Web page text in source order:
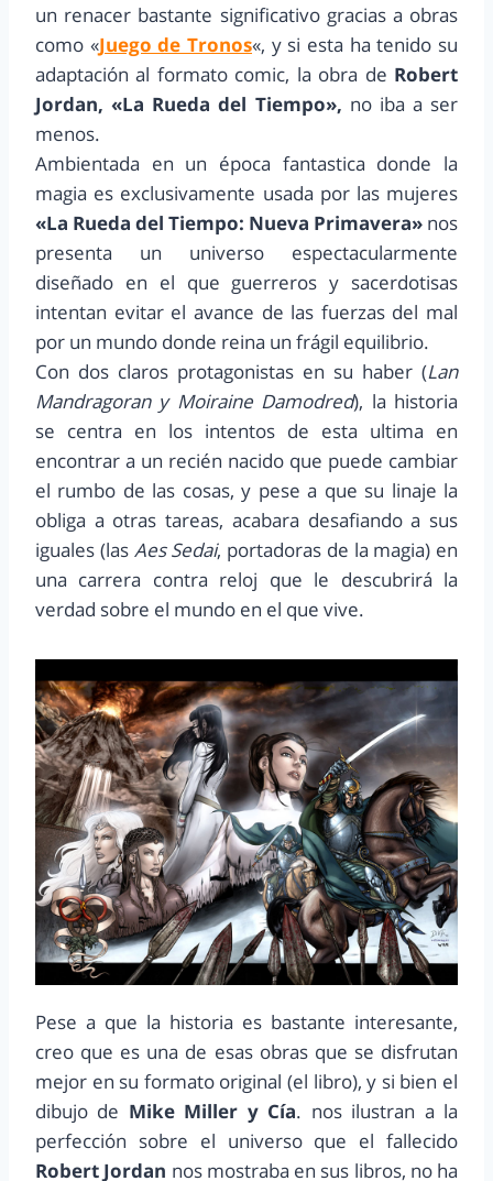
un renacer bastante significativo gracias a obras
como «Juego de Tronos«, y si esta ha tenido su
adaptación al formato comic, la obra de Robert
Jordan, «La Rueda del Tiempo», no iba a ser
menos.
Ambientada en un época fantastica donde la
magia es exclusivamente usada por las mujeres
«La Rueda del Tiempo: Nueva Primavera» nos
presenta un universo espectacularmente
diseñado en el que guerreros y sacerdotisas
intentan evitar el avance de las fuerzas del mal
por un mundo donde reina un frágil equilibrio.
Con dos claros protagonistas en su haber (Lan
Mandragoran y Moiraine Damodred), la historia
se centra en los intentos de esta ultima en
encontrar a un recién nacido que puede cambiar
el rumbo de las cosas, y pese a que su linaje la
obliga a otras tareas, acabara desafiando a sus
iguales (las Aes Sedai, portadoras de la magia) en
una carrera contra reloj que le descubrirá la
verdad sobre el mundo en el que vive.
Pese a que la historia es bastante interesante,
creo que es una de esas obras que se disfrutan
mejor en su formato original (el libro), y si bien el
dibujo de Mike Miller y Cía. nos ilustran a la
perfección sobre el universo que el fallecido
Robert Jordan nos mostraba en sus libros, no ha